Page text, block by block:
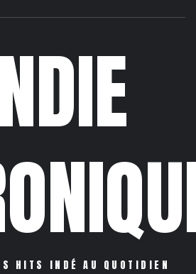
HITS INDÉ AU QUOTIDIEN